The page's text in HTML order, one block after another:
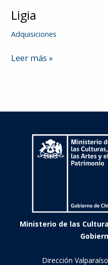
Ligia
Adquisiciones
Ligia
Leer más »
Ministerio de las
Dirección